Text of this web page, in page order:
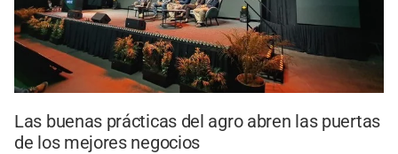
Las buenas prácticas del agro abren las puertas
de los mejores negocios